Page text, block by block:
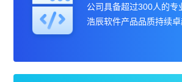
公司具备超过300人的专
浩辰软件产品品质持续卓